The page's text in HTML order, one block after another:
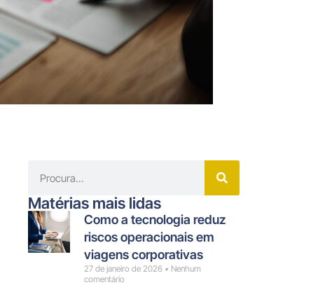
Matérias mais lidas
Como a tecnologia reduz
riscos operacionais em
viagens corporativas
27 de janeiro de 2026
Nenhum
comentário